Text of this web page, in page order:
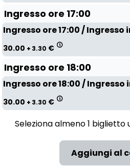
Ingresso ore 17:00
Ingresso ore 17:00 /
30.00 + 3.30 €
Ingresso ore 18:00
Ingresso ore 18:00 /
30.00 + 3.30 €
Seleziona almeno 1 biglietto